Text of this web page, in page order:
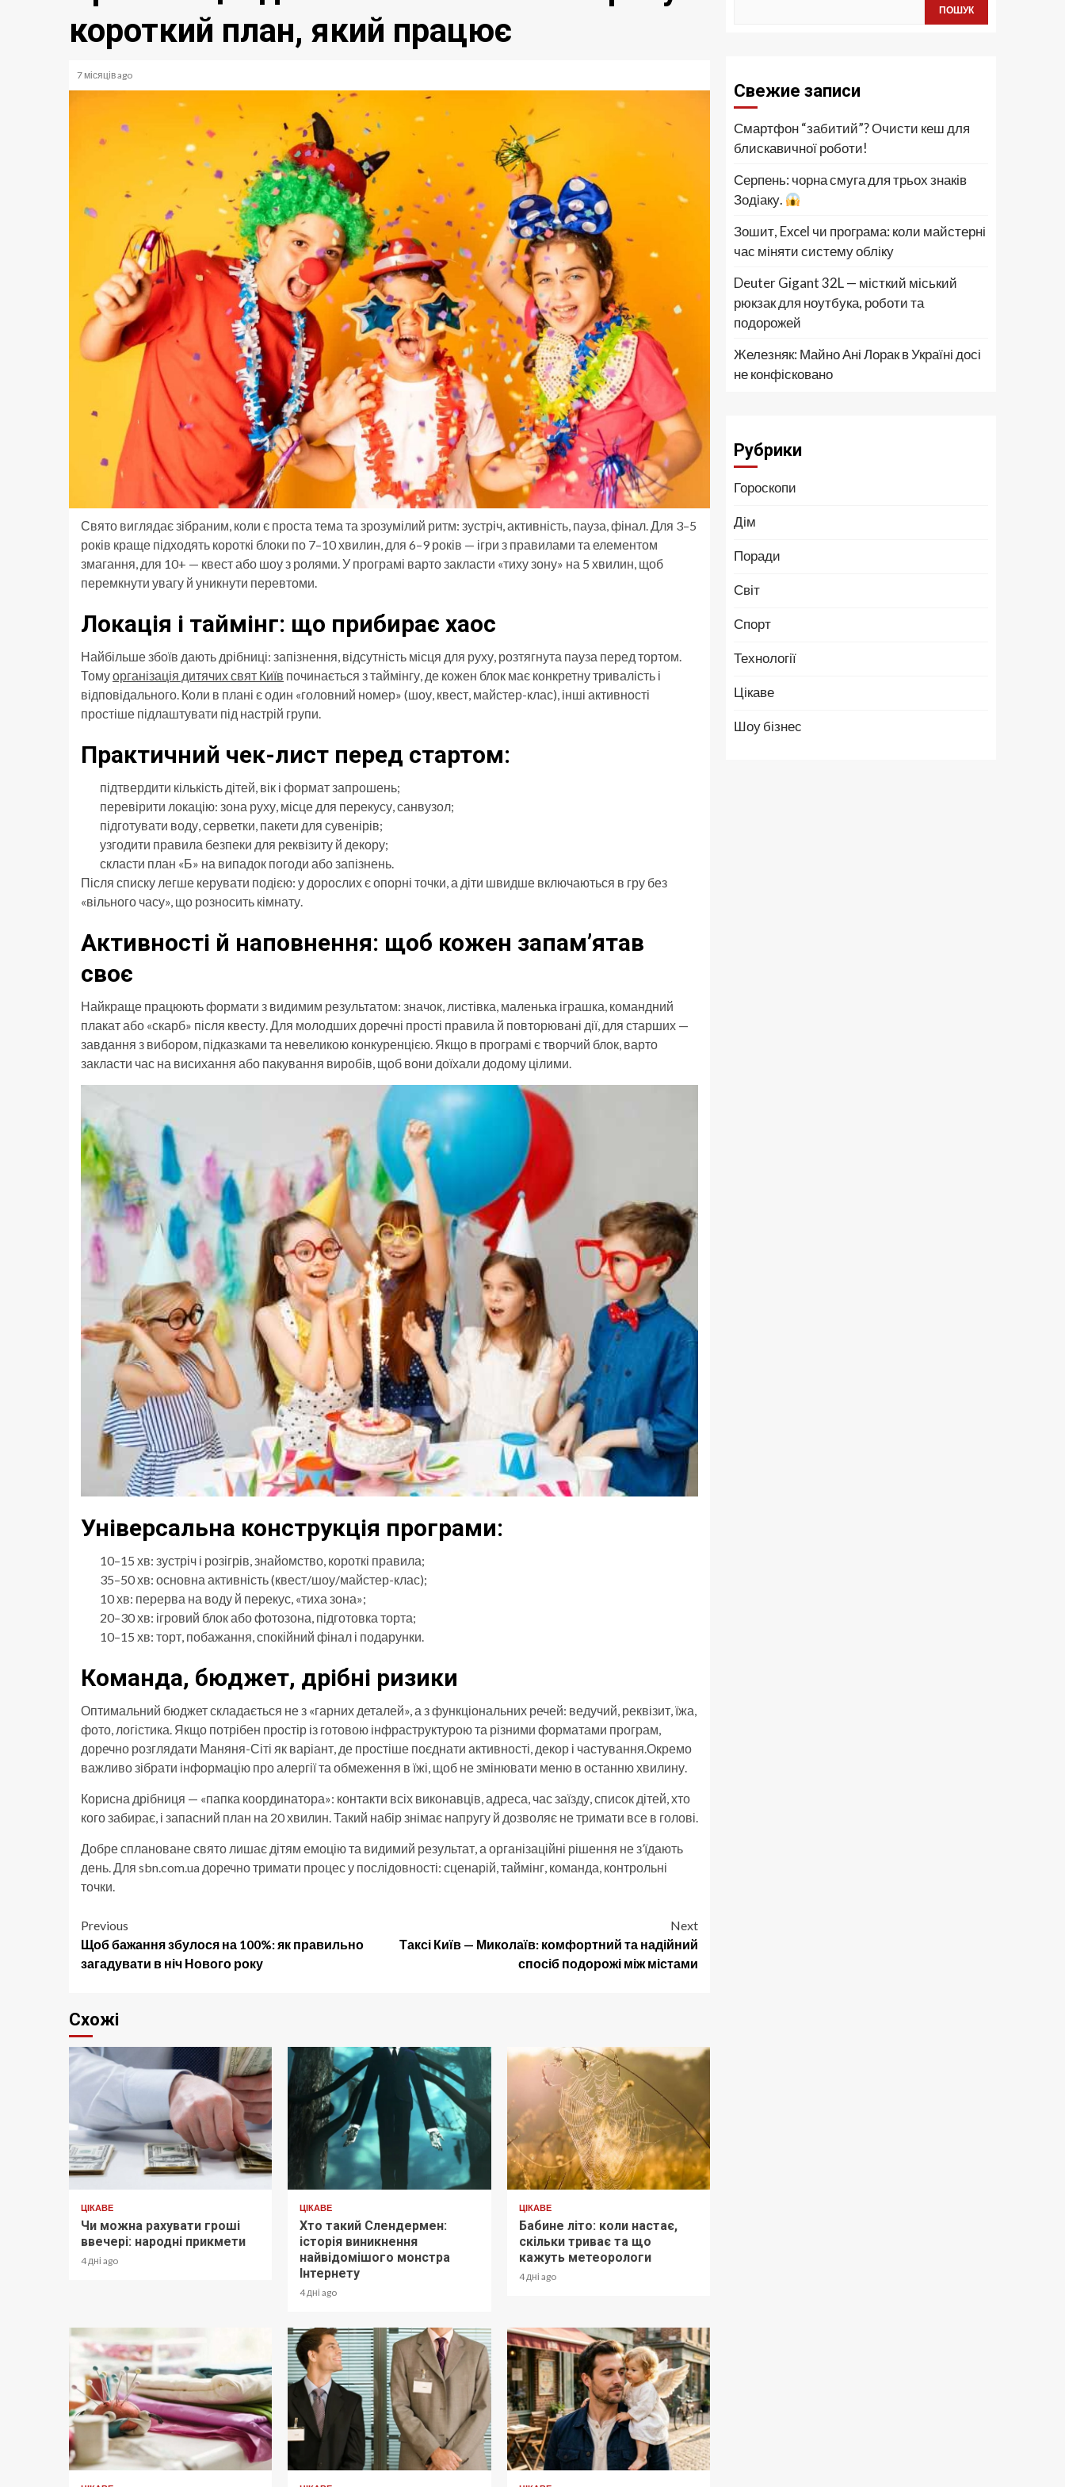
короткий план, який працює
7 місяців ago
Свято виглядає зібраним, коли є проста тема та зрозумілий ритм: зустріч, активність, пауза, фінал. Для 3–5
років краще підходять короткі блоки по 7–10 хвилин, для 6–9 років — ігри з правилами та елементом
змагання, для 10+ — квест або шоу з ролями. У програмі варто закласти «тиху зону» на 5 хвилин, щоб
перемкнути увагу й уникнути перевтоми.
Локація і таймінг: що прибирає хаос
Найбільше збоїв дають дрібниці: запізнення, відсутність місця для руху, розтягнута пауза перед тортом.
Томуорганізація дитячих свят Київ починається з таймінгу, де кожен блок має конкретну тривалість і
відповідального. Коли в плані є один «головний номер» (шоу, квест, майстер-клас), інші активності
простіше підлаштувати під настрій групи.
Практичний чек-лист перед стартом:
підтвердити кількість дітей, вік і формат запрошень;
перевірити локацію: зона руху, місце для перекусу, санвузол;
підготувати воду, серветки, пакети для сувенірів;
узгодити правила безпеки для реквізиту й декору;
скласти план «Б» на випадок погоди або запізнень.
Після списку легше керувати подією: у дорослих є опорні точки, а діти швидше включаються в гру без
«вільного часу», що розносить кімнату.
Активності й наповнення: щоб кожен запам’ятав
своє
Найкраще працюють формати з видимим результатом: значок, листівка, маленька іграшка, командний
плакат або «скарб» після квесту. Для молодших доречні прості правила й повторювані дії, для старших —
завдання з вибором, підказками та невеликою конкуренцією. Якщо в програмі є творчий блок, варто
закласти час на висихання або пакування виробів, щоб вони доїхали додому цілими.
Універсальна конструкція програми:
10–15 хв: зустріч і розігрів, знайомство, короткі правила;
35–50 хв: основна активність (квест/шоу/майстер-клас);
10 хв: перерва на воду й перекус, «тиха зона»;
20–30 хв: ігровий блок або фотозона, підготовка торта;
10–15 хв: торт, побажання, спокійний фінал і подарунки.
Команда, бюджет, дрібні ризики
Оптимальний бюджет складається не з «гарних деталей», а з функціональних речей: ведучий, реквізит, їжа,
фото, логістика. Якщо потрібен простір із готовою інфраструктурою та різними форматами програм,
доречно розглядати Маняня-Сіті як варіант, де простіше поєднати активності, декор і частування.Окремо
важливо зібрати інформацію про алергії та обмеження в їжі, щоб не змінювати меню в останню хвилину.
Корисна дрібниця — «папка координатора»: контакти всіх виконавців, адреса, час заїзду, список дітей, хто
кого забирає, і запасний план на 20 хвилин. Такий набір знімає напругу й дозволяє не тримати все в голові.
Добре сплановане свято лишає дітям емоцію та видимий результат, а організаційні рішення не з’їдають
день. Для sbn.com.ua доречно тримати процес у послідовності: сценарій, таймінг, команда, контрольні
точки.
Post
navigation
Previous
Щоб бажання збулося на 100%: як правильно
загадувати в ніч Нового року
Next
Таксі Київ — Миколаїв: комфортний та надійний
спосіб подорожі між містами
Схожі
ЦІКАВЕ
Чи можна рахувати гроші
ввечері: народні прикмети
4 дні ago
ЦІКАВЕ
Хто такий Слендермен:
історія виникнення
найвідомішого монстра
Інтернету
4 дні ago
ЦІКАВЕ
Бабине літо: коли настає,
скільки триває та що
кажуть метеорологи
4 дні ago
ПОШУК
Свежие записи
Смартфон “забитий”? Очисти кеш для
блискавичної роботи!
Серпень: чорна смуга для трьох знаків
Зодіаку.
Зошит, Excel чи програма: коли майстерні
час міняти систему обліку
Deuter Gigant 32L — місткий міський
рюкзак для ноутбука, роботи та
подорожей
Железняк: Майно Ані Лорак в Україні досі
не конфісковано
Рубрики
Гороскопи
Дім
Поради
Світ
Спорт
Технології
Цікаве
Шоу бізнес